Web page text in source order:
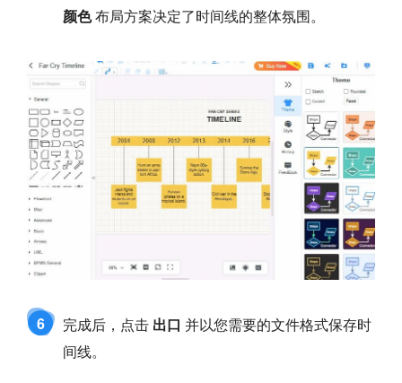
颜色布局方案决定了时间线的整体氛围。
6 完成后，点击 出口 并以您需要的文件格式保存时
间线。